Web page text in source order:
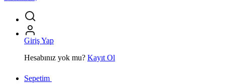
Giriş Yap
Hesabınız yok mu? Kayıt Ol
Sepetim